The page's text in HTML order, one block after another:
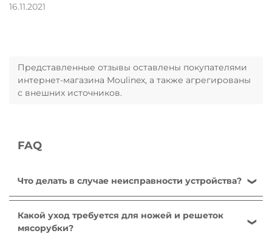
16.11.2021
Представленные отзывы оставлены покупателями
интернет-магазина Moulinex, а также агрегированы
с внешних источников.
FAQ
Что делать в случае неисправности устройства?
После ознакомления с инструкциями по запуску
прибора в руководстве пользователя убедитесь,
что электрическая розетка находится в рабочем
Какой уход требуется для ножей и решеток
мясорубки?